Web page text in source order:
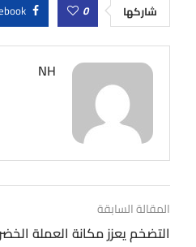
شاركها 0
NH
المقالة السابقة
التضخم يعزز مكانة العملة